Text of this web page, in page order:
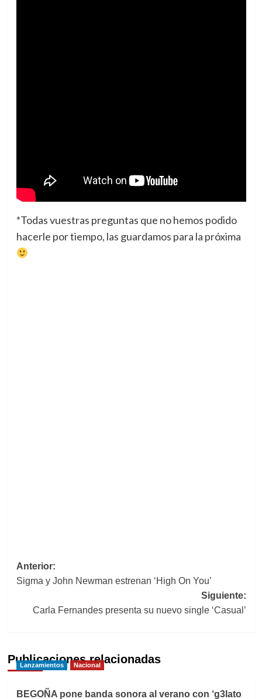
*Todas vuestras preguntas que no hemos podido
hacerle por tiempo, las guardamos para la próxima
Navegación
de
entradas
Anterior:
Sigma y John Newman estrenan ‘High On You’
Siguiente:
Carla Fernandes presenta su nuevo single ‘Casual’
Publicaciones relacionadas
Lanzamientos Nacional
BEGOÑA pone banda sonora al verano con ‘g3lato